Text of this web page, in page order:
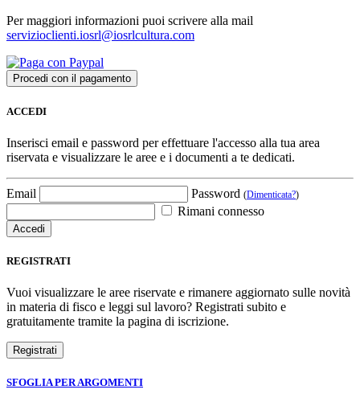
Per maggiori informazioni puoi scrivere alla mail
servizioclienti.iosrl@iosrlcultura.com
ACCEDI
Inserisci email e password per effettuare l'accesso alla tua area
riservata e visualizzare le aree e i documenti a te dedicati.
Email Password (Dimenticata?)
Rimani connesso
REGISTRATI
Vuoi visualizzare le aree riservate e rimanere aggiornato sulle novità
in materia di fisco e leggi sul lavoro? Registrati subito e
gratuitamente tramite la pagina di iscrizione.
SFOGLIA PER ARGOMENTI